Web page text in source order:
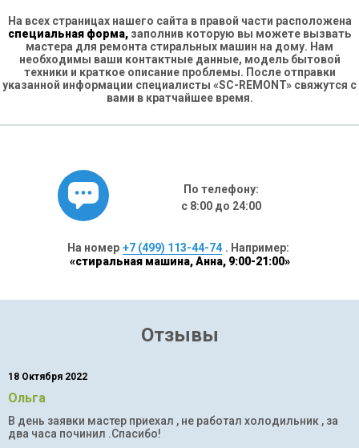
На всех страницах нашего сайта в правой части расположена
специальная форма, заполнив которую вы можете вызвать
мастера для ремонта стиральных машин на дому. Нам
необходимы ваши контактные данные, модель бытовой
техники и краткое описание проблемы. После отправки
указанной информации специалисты «SC-REMONT» свяжутся с
вами в кратчайшее время.
По телефону:
с 8:00 до 24:00
На номер +7 (499) 113-44-74 . Например:
«стиральная машина, Анна, 9:00-21:00»
Отзывы
18 Октября 2022
Ольга
В день заявки мастер приехал , не работал холодильник , за
два часа починил .Спасибо!